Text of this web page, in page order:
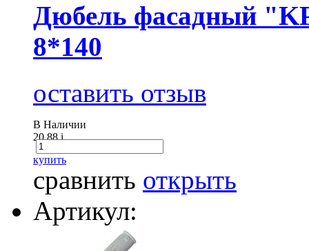
Дюбель фасадный
8*140
оставить отзыв
В Наличии
20.88i
купить
сравнить открыть
Артикул: